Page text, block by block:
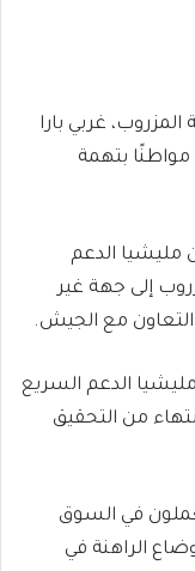
غربي بارا
بولاية شمال كردفان، على اعتقال نحو 30 مواطنًا بتهمة
مليشيا الدعم
إلى جهة غير
مع الجيش.
طبقا لدارفور 24 إلى أن مليشيا الدعم السريع
من التحقيق
في السوق
الراهنة في